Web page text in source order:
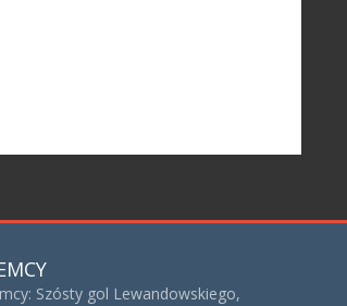
Szósty gol Lewandowskiego,